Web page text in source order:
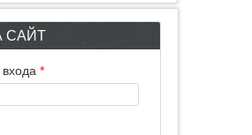
САЙТ
*